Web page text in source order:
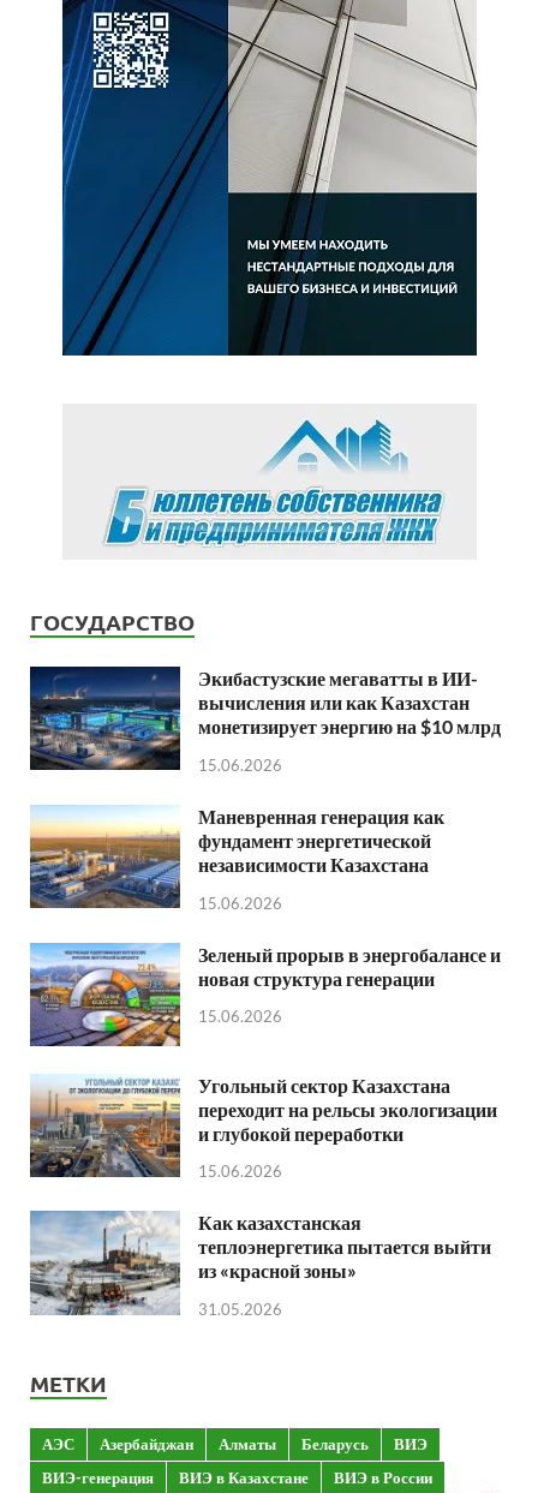
ГОСУДАРСТВО
Экибастузские мегаватты в ИИ-
вычисления или как Казахстан
монетизирует энергию на $10 млрд
15.06.2026
Маневренная генерация как
фундамент энергетической
независимости Казахстана
15.06.2026
Зеленый прорыв в энергобалансе и
новая структура генерации
15.06.2026
Угольный сектор Казахстана
переходит на рельсы экологизации
и глубокой переработки
15.06.2026
Как казахстанская
теплоэнергетика пытается выйти
из «красной зоны»
31.05.2026
МЕТКИ
АЭС Азербайджан Алматы Беларусь
ВИЭ
ВИЭ-генерация
ВИЭ в Казахстане
ВИЭ в России